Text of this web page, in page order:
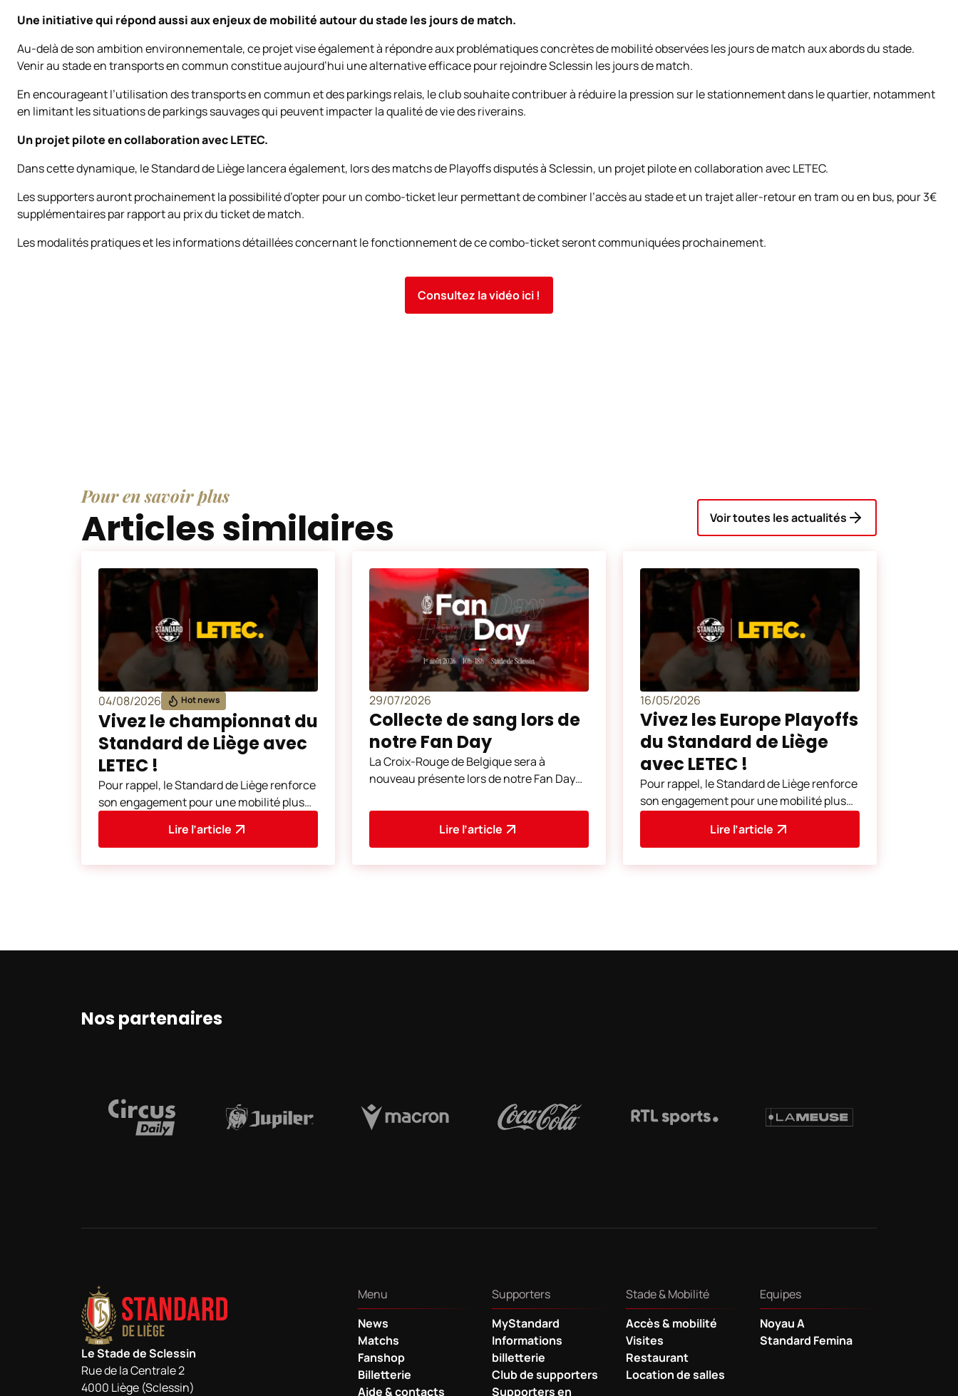
Une initiative qui répond aussi aux enjeux de mobilité autour du stade les jours de match.
Au-delà de son ambition environnementale, ce projet vise également à répondre aux problématiques concrètes de mobilité observées les jours de match aux abords du stade.
Venir au stade en transports en commun constitue aujourd’hui une alternative efficace pour rejoindre Sclessin les jours de match.
En encourageant l’utilisation des transports en commun et des parkings relais, le club souhaite contribuer à réduire la pression sur le stationnement dans le quartier, notamment
en limitant les situations de parkings sauvages qui peuvent impacter la qualité de vie des riverains.
Un projet pilote en collaboration avec LETEC.
Dans cette dynamique, le Standard de Liège lancera également, lors des matchs de Playoffs disputés à Sclessin, un projet pilote en collaboration avec LETEC.
Les supporters auront prochainement la possibilité d’opter pour un combo-ticket leur permettant de combiner l’accès au stade et un trajet aller-retour en tram ou en bus, pour 3€
supplémentaires par rapport au prix du ticket de match.
Les modalités pratiques et les informations détaillées concernant le fonctionnement de ce combo-ticket seront communiquées prochainement.
Consultez la vidéo ici !
Pour en savoir plus
Articles similaires Voir toutes les actualités
04/08/2026 Hot news
Vivez le championnat du
Standard de Liège avec
LETEC !
Pour rappel, le Standard de Liège renforce
son engagement pour une mobilité plus
continuité desLire l’article
29/07/2026
Collecte de sang lors de
notre Fan Day
La Croix-Rouge de Belgique sera à
nouveau présente lors de notre Fan Day
sang. Mobilisez-vous
Lire l’article
16/05/2026
Vivez les Europe Playoffs
du Standard de Liège
avec LETEC !
Pour rappel, le Standard de Liège renforce
son engagement pour une mobilité plus
durable. Pour un supplément de 3 euros
Lire l’article
Nos partenaires
Le Stade de Sclessin
Rue de la Centrale 2
4000 Liège (Sclessin)
Menu
News
Matchs
Fanshop
Billetterie
Aide & contacts
Supporters
MyStandard
Informations
billetterie
Club de supporters
Supporters en
Stade & Mobilité
Accès & mobilité
Visites
Restaurant
Location de salles
Equipes
Noyau A
Standard Femina